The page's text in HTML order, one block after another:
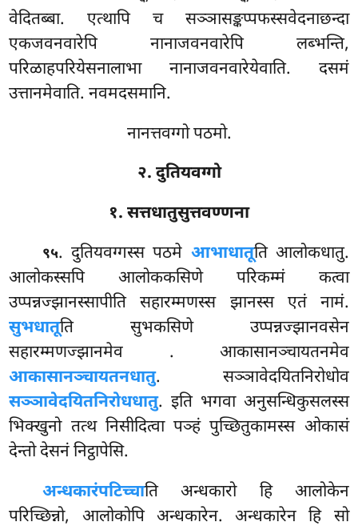
वेदितब्बा. एत्थापि च सञ्ञासङ्कप्पफस्सवेदनाछन्दा
एकजवनवारेपि नानाजवनवारेपि लब्भन्ति,
परिळाहपरियेसनालाभा नानाजवनवारेयेवाति. दसमं
उत्तानमेवाति. नवमदसमानि.
नानत्तवग्गो पठमो.
२. दुतियवग्गो
१. सत्तधातुसुत्तवण्णना
९५. दुतियवग्गस्स पठमे आभाधातूति आलोकधातु.
आलोकस्सपि आलोककसिणे परिकम्मं कत्वा
उप्पन्नज्झानस्सापीति सहारम्मणस्स झानस्स एतं नामं.
सुभधातूति सुभकसिणे उप्पन्नज्झानवसेन
सहारम्मणज्झानमेव . आकासानञ्चायतनमेव
आकासानञ्चायतनधातु. सञ्ञावेदयितनिरोधोव
सञ्ञावेदयितनिरोधधातु. इति भगवा अनुसन्धिकुसलस्स
भिक्खुनो तत्थ निसीदित्वा पञ्हं पुच्छितुकामस्स ओकासं
देन्तो देसनं निट्ठापेसि.
अन्धकारंपटिच्चाति अन्धकारो हि आलोकेन
परिच्छिन्नो, आलोकोपि अन्धकारेन. अन्धकारेन हि सो